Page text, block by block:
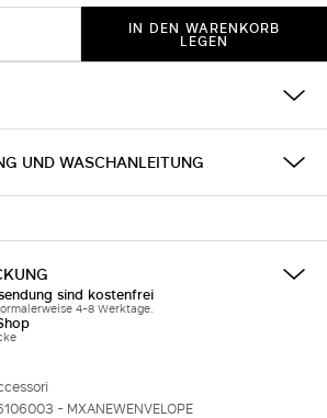
IN DEN WARENKORB
LEGEN
UND WASCHANLEITUNG
sind kostenfrei
4-8 Werktage.
- MXANEWENVELOPE